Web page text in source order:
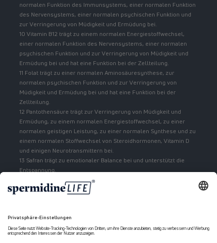
normalen Funktion des Immunsystems, einer normalen Funktion
des Nervensystems, einer normalen psychischen Funktion und
zur Verringerung von Müdigkeit und Ermüdung bei.
10 Vitamin B12 trägt zu einem normalen Energiestoffwechsel,
einer normalen Funktion des Nervensystems, einer normalen
psychischen Funktion und zur Verringerung von Müdigkeit und
Ermüdung bei und hat eine Funktion bei der Zellteilung.
11 Folat trägt zu einer normalen Aminosäuresynthese, zur
normalen psychischen Funktion und zur Verringerung von
Müdigkeit und Ermüdung bei und hat eine Funktion bei der
Zellteilung.
12 Pantothensäure trägt zur Verringerung von Müdigkeit und
Ermüdung, zu einem normalen Energiestoffwechsel, zu einer
normalen geistigen Leistung, zu einer normalen Synthese und zu
einem normalen Stoffwechsel von Steroidhormonen, Vitamin D
und einigen Neurotransmittern bei.
13 Safran trägt zu emotionaler Balance bei und unterstützt die
Entspannung.